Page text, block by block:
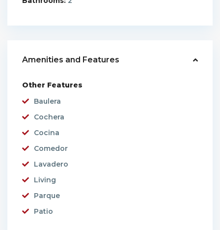
Amenities and Features
Other Features
Baulera
Cochera
Cocina
Comedor
Lavadero
Living
Parque
Patio